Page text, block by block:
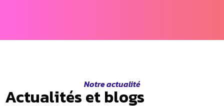
Notre actualité
Actualités et blogs